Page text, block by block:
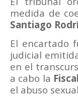
medida de
Santiago
El encartado
judicial
en el
a cabo la
el abuso